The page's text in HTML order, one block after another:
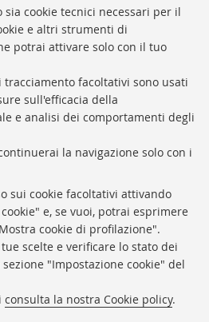
cookie tecnici necessari per il
e altri strumenti di
potrai attivare solo con il tuo
facoltativi sono usati
sull'efficacia della
e analisi dei comportamenti degli
la navigazione solo con i
sui cookie facoltativi attivando
e, se vuoi, potrai esprimere
cookie di profilazione".
scelte e verificare lo stato dei
"Impostazione cookie" del
consulta la nostra Cookie policy.
di Ateneo
Rss
Statistiche
di Ateneo
Sale studio
dei servizi
Proxy